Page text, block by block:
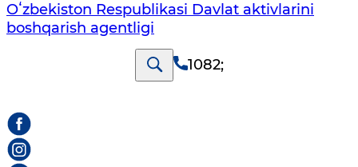
Oʻzbekiston Respublikasi Davlat aktivlarini
boshqarish agentligi
1082;